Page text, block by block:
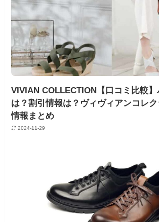
VIVIAN COLLECTION【口コミ比較
は？割引情報は？ヴィヴィアンコレク
情報まとめ
2024-11-29